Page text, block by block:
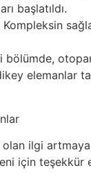
başlatıldı.
bölümde,
elemanlar
olan ilgi
için teşekkür